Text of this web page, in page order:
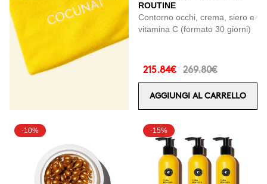
ROUTINE
Contorno occhi, crema, siero e
vitamina C (formato 30 giorni)
215.84€ 269.80€
AGGIUNGI AL CARRELLO
-10% -15%